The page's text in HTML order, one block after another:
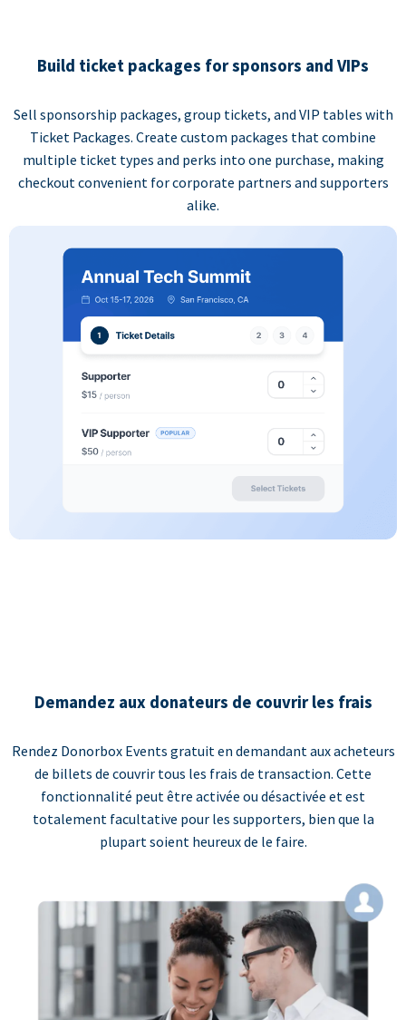
Build ticket packages for sponsors and VIPs
Sell sponsorship packages, group tickets, and VIP tables with
Ticket Packages. Create custom packages that combine
multiple ticket types and perks into one purchase, making
checkout convenient for corporate partners and supporters
alike.
Demandez aux donateurs de couvrir les frais
Rendez Donorbox Events gratuit en demandant aux acheteurs
de billets de couvrir tous les frais de transaction. Cette
fonctionnalité peut être activée ou désactivée et est
totalement facultative pour les supporters, bien que la
plupart soient heureux de le faire.